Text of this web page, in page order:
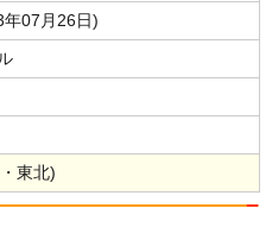
07月26日)
東北)